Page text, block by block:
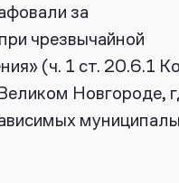
за
чрезвычайной
(ч. 1 ст. 20.6.1
Новгороде,